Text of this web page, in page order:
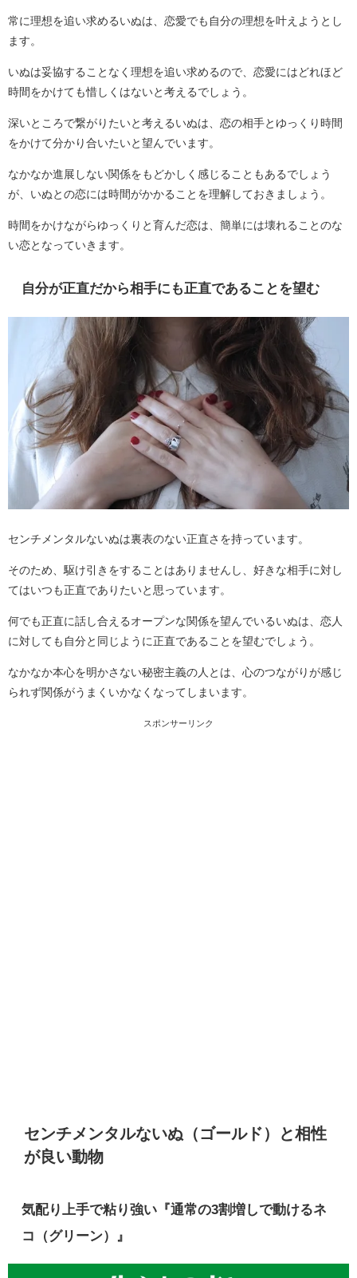
常に理想を追い求めるいぬは、恋愛でも自分の理想を叶えようとし
ます。
いぬは妥協することなく理想を追い求めるので、恋愛にはどれほど
時間をかけても惜しくはないと考えるでしょう。
深いところで繋がりたいと考えるいぬは、恋の相手とゆっくり時間
をかけて分かり合いたいと望んでいます。
なかなか進展しない関係をもどかしく感じることもあるでしょう
が、いぬとの恋には時間がかかることを理解しておきましょう。
時間をかけながらゆっくりと育んだ恋は、簡単には壊れることのな
い恋となっていきます。
自分が正直だから相手にも正直であることを望む
センチメンタルないぬは裏表のない正直さを持っています。
そのため、駆け引きをすることはありませんし、好きな相手に対し
てはいつも正直でありたいと思っています。
何でも正直に話し合えるオープンな関係を望んでいるいぬは、恋人
に対しても自分と同じように正直であることを望むでしょう。
なかなか本心を明かさない秘密主義の人とは、心のつながりが感じ
られず関係がうまくいかなくなってしまいます。
スポンサーリンク
センチメンタルないぬ（ゴールド）と相性
が良い動物
気配り上手で粘り強い『通常の3割増しで動けるネ
コ（グリーン）』